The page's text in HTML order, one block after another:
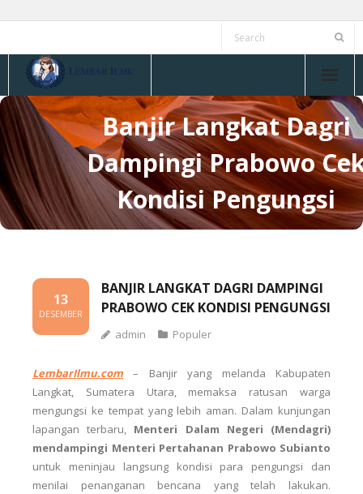
content
Banjir Langkat Dagri
Dampingi Prabowo
Kondisi Pengungsi
BANJIR LANGKAT DAGRI DAMPINGI
PRABOWO CEK KONDISI PENGUNGSI
13
DESEMBER
admin Populer
LembarIlmu.com – Banjir yang melanda Kabupaten
Langkat, Sumatera Utara, memaksa ratusan warga
mengungsi ke tempat yang lebih aman. Dalam kunjungan
lapangan terbaru, Menteri Dalam Negeri (Mendagri)
mendampingi Menteri Pertahanan Prabowo Subianto
untuk meninjau langsung kondisi para pengungsi dan
menilai penanganan bencana yang telah lakukan.